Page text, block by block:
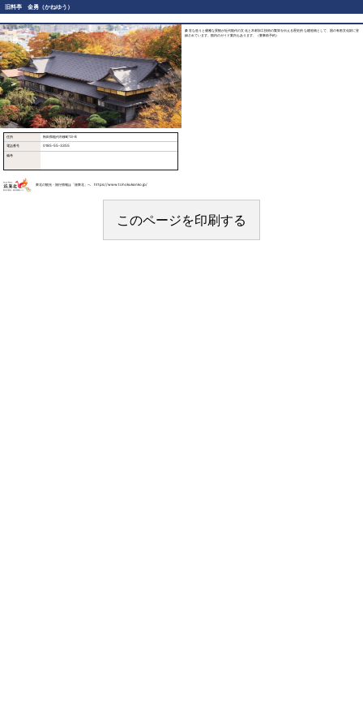
旧料亭 金勇（かねゆう）
豪壮な造りと優雅な景観が近代能代の文化と木材加工技術の繁栄を伝える歴史的な建造物として、国の有形文化財に登
録されています。館内のガイド案内もあります。（要事前予約）
住所 秋田県能代市柳町13-8
電話番号 0185-55-3355
備考
東北の観光・旅行情報は「旅東北」へ https://www.tohokukanko.jp/
このページを印刷する